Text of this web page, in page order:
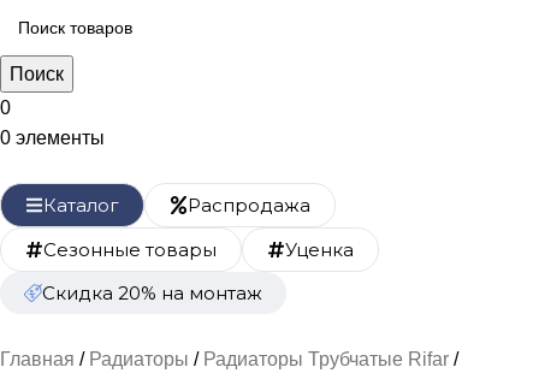
Поиск
0
0 элементы
Каталог
Распродажа
Сезонные товары
Уценка
Скидка 20% на монтаж
Главная Радиаторы
Радиаторы Трубчатые Rifar